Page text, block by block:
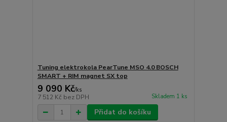
Tuning elektrokola PearTune MSO 4.0 BOSCH
SMART + RIM magnet SX top
9 090 Kč/ks
7 512 Kč bez DPH Skladem 1 ks
Přidat do košíku